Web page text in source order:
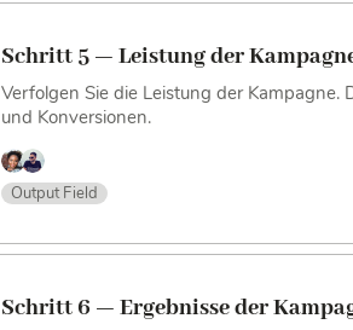
Schritt 5 — Leistung der
Verfolgen Sie die Leistung der
und Konversionen.
Output Field
Schritt 6 — Ergebnisse der